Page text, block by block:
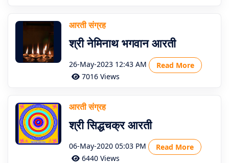
आरती संग्रह
श्री नेमिनाथ भगवान आरती
26-May-2023 12:43 AM
Read More
7016 Views
आरती संग्रह
श्री सिद्धचक्र आरती
06-May-2020 05:03 PM
Read More
6440 Views